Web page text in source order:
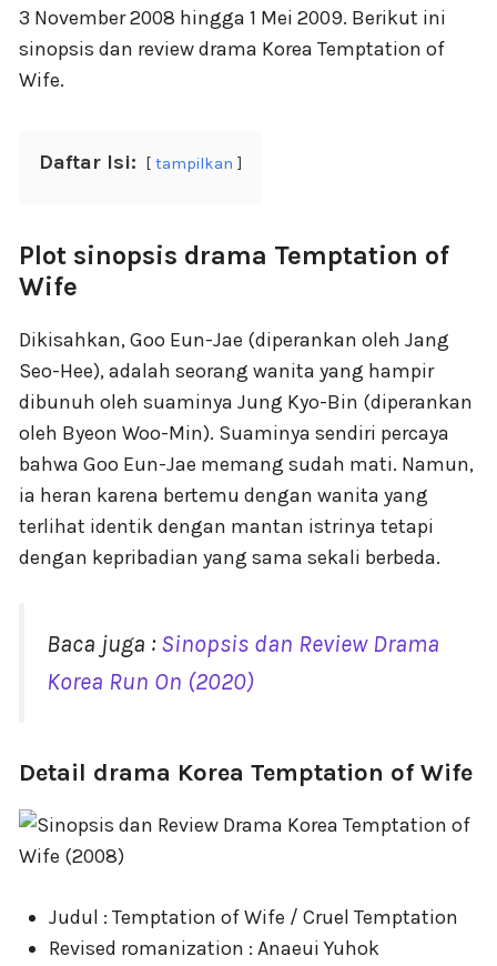
3 November 2008 hingga 1 Mei 2009. Berikut ini
sinopsis dan review drama Korea Temptation of
Wife.
Daftar Isi: tampilkan
Plot sinopsis drama Temptation of
Wife
Dikisahkan, Goo Eun-Jae (diperankan oleh Jang
Seo-Hee), adalah seorang wanita yang hampir
dibunuh oleh suaminya Jung Kyo-Bin (diperankan
oleh Byeon Woo-Min). Suaminya sendiri percaya
bahwa Goo Eun-Jae memang sudah mati. Namun,
ia heran karena bertemu dengan wanita yang
terlihat identik dengan mantan istrinya tetapi
dengan kepribadian yang sama sekali berbeda.
Baca juga : Sinopsis dan Review Drama
Korea Run On (2020)
Detail drama Korea Temptation of Wife
Judul : Temptation of Wife / Cruel Temptation
Revised romanization : Anaeui Yuhok